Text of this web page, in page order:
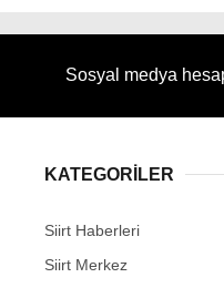
Sosyal medya
KATEGORİLER
Siirt Haberleri
Siirt Merkez